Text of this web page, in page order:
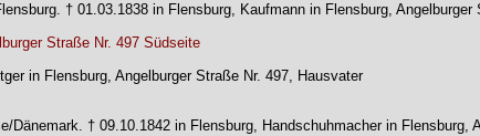
† 01.03.1838 in Flensburg, Kaufmann in Flensburg,
Straße Nr. 497 Südseite
in Flensburg, Angelburger Straße Nr. 497, Hausvater
Dänemark. † 09.10.1842 in Flensburg, Handschuhmacher in Flensburg,